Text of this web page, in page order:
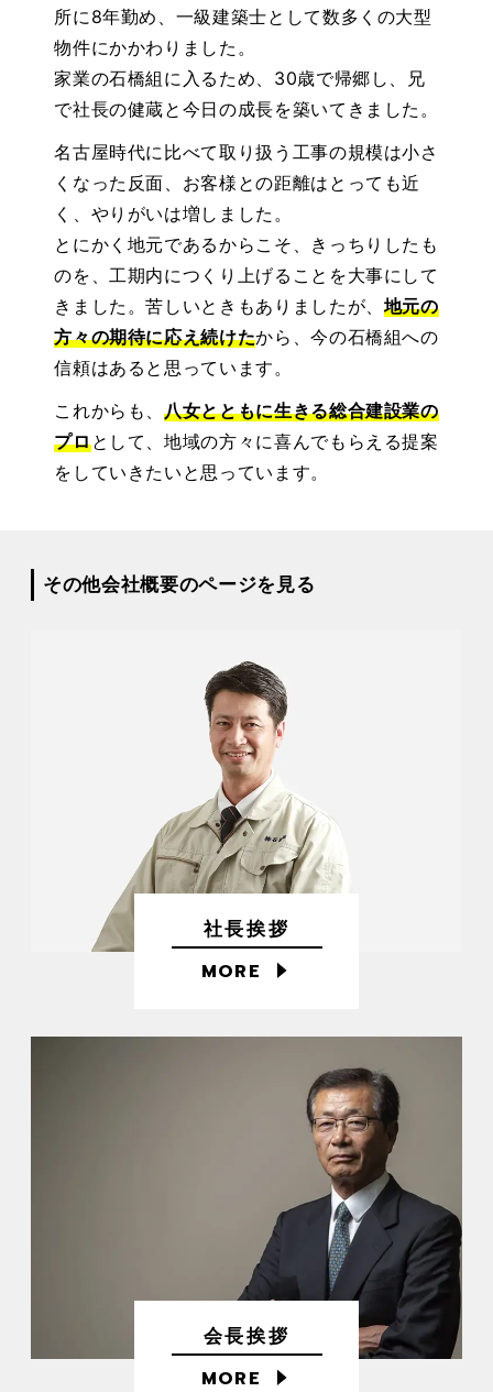
所に8年勤め、一級建築士として数多くの大型
物件にかかわりました。
家業の石橋組に入るため、30歳で帰郷し、兄
で社長の健蔵と今日の成長を築いてきました。
名古屋時代に比べて取り扱う工事の規模は小さ
くなった反面、お客様との距離はとっても近
く、やりがいは増しました。
とにかく地元であるからこそ、きっちりしたも
のを、工期内につくり上げることを大事にして
きました。苦しいときもありましたが、 地元の
方々の期待に応え続けたから、今の石橋組への
信頼はあると思っています。
これからも、八女とともに生きる総合建設業の
プロとして、地域の方々に喜んでもらえる提案
をしていきたいと思っています。
その他会社概要のページを見る
社長挨拶
MORE
会長挨拶
MORE